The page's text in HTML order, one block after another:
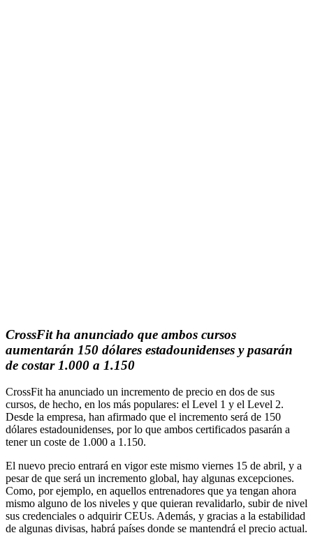
CrossFit ha anunciado que ambos cursos
aumentarán 150 dólares estadounidenses y pasarán
de costar 1.000 a 1.150
CrossFit ha anunciado un incremento de precio en dos de sus
cursos, de hecho, en los más populares: el Level 1 y el Level 2.
Desde la empresa, han afirmado que el incremento será de 150
dólares estadounidenses, por lo que ambos certificados pasarán a
tener un coste de 1.000 a 1.150.
El nuevo precio entrará en vigor este mismo viernes 15 de abril, y a
pesar de que será un incremento global, hay algunas excepciones.
Como, por ejemplo, en aquellos entrenadores que ya tengan ahora
mismo alguno de los niveles y que quieran revalidarlo, subir de nivel
sus credenciales o adquirir CEUs. Además, y gracias a la estabilidad
de algunas divisas, habrá países donde se mantendrá el precio actual.